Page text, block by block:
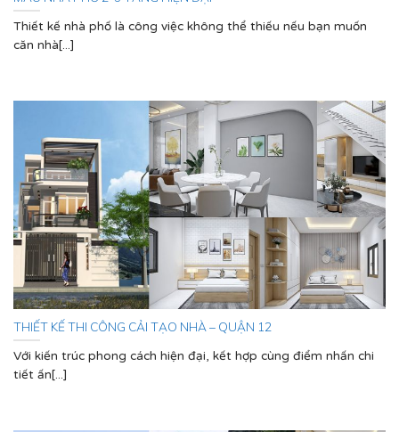
Thiết kế nhà phố là công việc không thể thiếu nếu bạn muốn
căn nhà[...]
THIẾT KẾ THI CÔNG CẢI TẠO NHÀ – QUẬN 12
Với kiến trúc phong cách hiện đại, kết hợp cùng điểm nhấn chi
tiết ấn[...]